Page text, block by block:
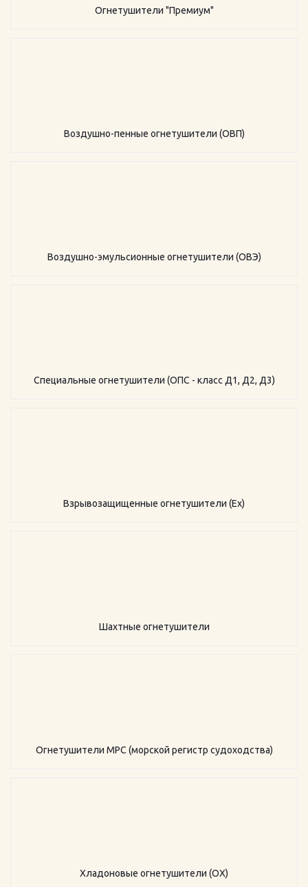
Огнетушители "Премиум"
Воздушно-пенные огнетушители (ОВП)
Воздушно-эмульсионные огнетушители (ОВЭ)
Специальные огнетушители (ОПС - класс Д1, Д2, Д3)
Взрывозащищенные огнетушители (Ex)
Шахтные огнетушители
Огнетушители МРС (морской регистр судоходства)
Хладоновые огнетушители (ОХ)